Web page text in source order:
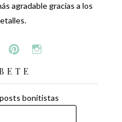
agradable gracias a los
bonitistas